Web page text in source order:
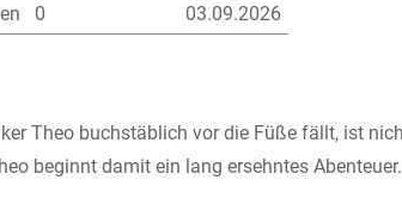
0 03.09.2026
Theo buchstäblich vor die Füße fällt, ist
beginnt damit ein lang ersehntes